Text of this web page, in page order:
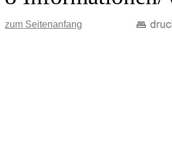
zum Seitenanfang